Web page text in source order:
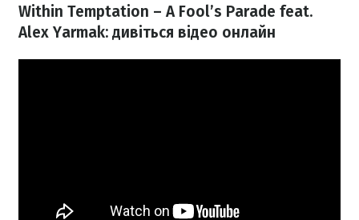
Within Temptation – A Fool’s Parade feat.
Alex Yarmak: дивіться відео онлайн